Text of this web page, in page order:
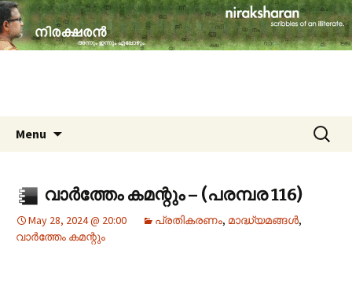
niraksharan (നിരക്ഷരൻ)
travelogues, book reviews, social issues,
cinema, memories & lot more…
Menu
Search
for:
വാർത്തേം കമന്റും – (പരമ്പര 116)
May 28, 2024 @ 20:00 പ്രതികരണം, മാദ്ധ്യമങ്ങൾ,
വാർത്തേം കമന്റും